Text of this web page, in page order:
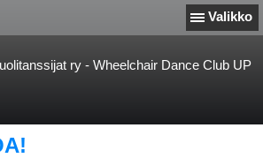
Valikko
ry - Wheelchair Dance Club UP